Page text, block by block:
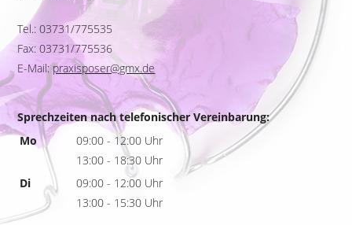
Tel.: 03731/775535
Fax: 03731/775536
E-Mail:praxisposer@gmx.de
Sprechzeiten nach telefonischer Vereinbarung:
Mo
09:00 - 12:00 Uhr
13:00 - 18:30 Uhr
Di
09:00 - 12:00 Uhr
13:00 - 15:30 Uhr